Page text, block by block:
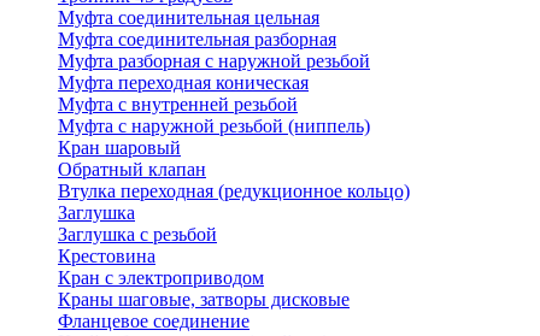
Муфта соединительная цельная
Муфта соединительная разборная
Муфта разборная с наружной резьбой
Муфта переходная коническая
Муфта с внутренней резьбой
Муфта с наружной резьбой (ниппель)
Кран шаровый
Обратный клапан
Втулка переходная (редукционное кольцо)
Заглушка
Заглушка с резьбой
Крестовина
Кран с электроприводом
Краны шаговые, затворы дисковые
Фланцевое соединение